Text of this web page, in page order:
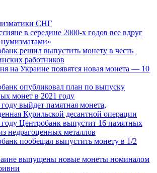
СНГ
в середине 2000-х годов все вдруг
решил выпустить монету в честь
работников
на Украине появятся новая монета — 10
опубликовал план по выпуску
монет в 2021 году
выйдет памятная монета,
Курильской десантной операции
Центробанк выпустит 16 памятных
недрагоценных металлов
пообещал выпустить монету в 1/2
выпущены новые монеты номиналом